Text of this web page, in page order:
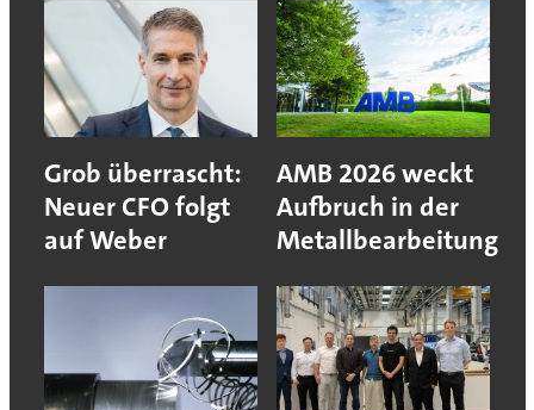
Grob überrascht:
Neuer CFO folgt
auf Weber
AMB 2026 weckt
Aufbruch in der
Metallbearbeitung